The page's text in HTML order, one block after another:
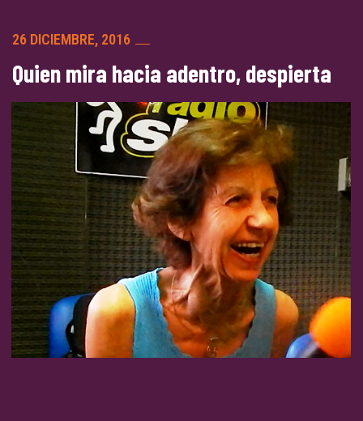
26 DICIEMBRE, 2016
Quien mira hacia adentro, despierta